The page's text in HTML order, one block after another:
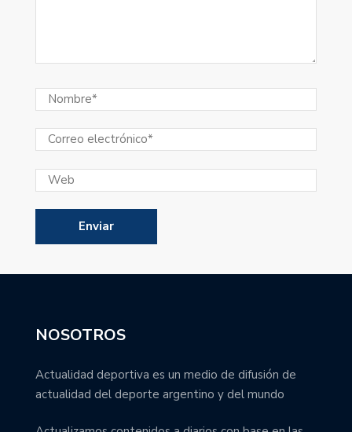
NOSOTROS
Actualidad deportiva es un medio de difusión de
actualidad del deporte argentino y del mundo